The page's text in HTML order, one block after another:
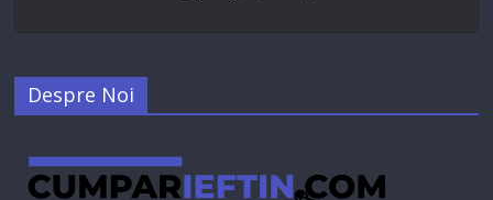
Despre Noi